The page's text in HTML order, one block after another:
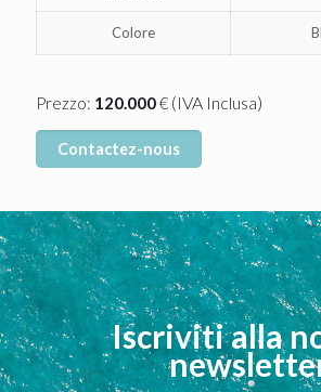
Colore
Prezzo: 120.000€ (IVA Inclusa)
Contactez-nous
Iscriviti alla